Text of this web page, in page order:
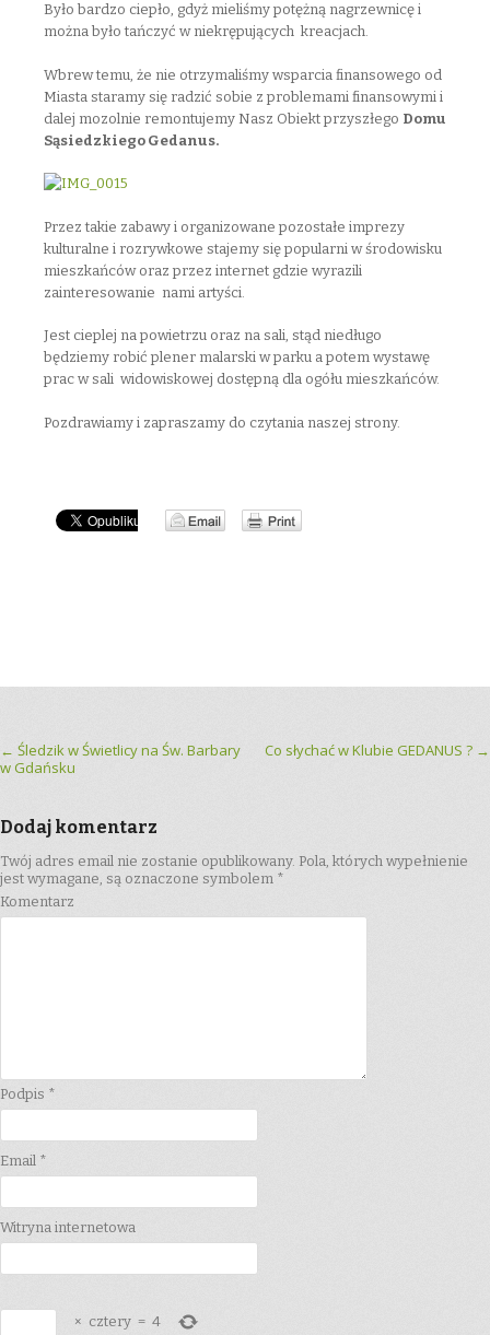
Było bardzo ciepło, gdyż mieliśmy potężną nagrzewnicę i
można było tańczyć w niekrępujących kreacjach.
Wbrew temu, że nie otrzymaliśmy wsparcia finansowego od
Miasta staramy się radzić sobie z problemami finansowymi i
dalej mozolnie remontujemy Nasz Obiekt przyszłego Domu
Sąsiedzkiego Gedanus.
Przez takie zabawy i organizowane pozostałe imprezy
kulturalne i rozrywkowe stajemy się popularni w środowisku
mieszkańców oraz przez internet gdzie wyrazili
zainteresowanie nami artyści.
Jest cieplej na powietrzu oraz na sali, stąd niedługo
będziemy robić plener malarski w parku a potem wystawę
prac w sali widowiskowej dostępną dla ogółu mieszkańców.
Pozdrawiamy i zapraszamy do czytania naszej strony.
Post navigation
← Śledzik w Świetlicy na Św. Barbary
w Gdańsku
Co słychać w Klubie GEDANUS ? →
Dodaj komentarz
Twój adres email nie zostanie opublikowany. Pola, których wypełnienie
jest wymagane, są oznaczone symbolem *
Komentarz
Podpis *
Email *
Witryna internetowa
× cztery = 4